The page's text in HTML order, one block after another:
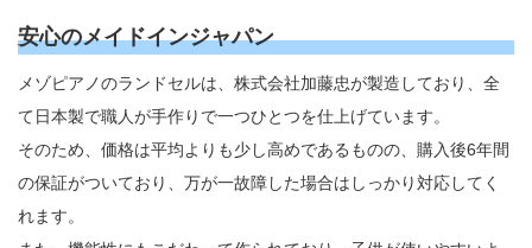
安心のメイドインジャパン
メゾピアノのランドセルは、株式会社加藤忠が製造しており、全
て日本製で職人が手作りで一つひとつを仕上げています。
そのため、価格は平均よりも少し高めであるものの、購入後6年間
の保証がついており、万が一故障した場合はしっかり対応してく
れます。